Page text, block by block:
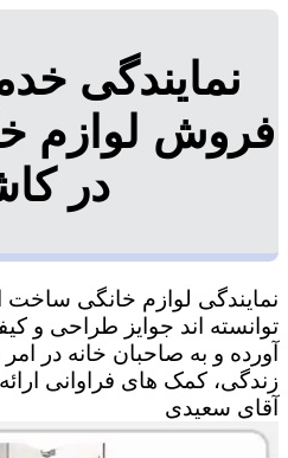
نمایندگی
فروش لوازم
در
نمایندگی لوازم خانگی ساخت
توانسته اند جوایز طراحی و
آورده و به صاحبان خانه در
آقای سعیدی